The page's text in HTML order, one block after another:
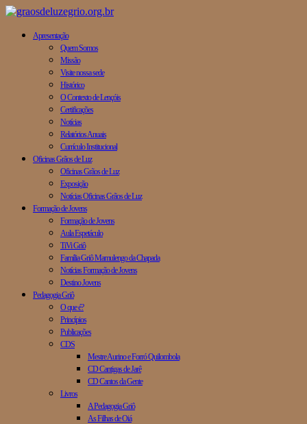
Apresentação
Quem Somos
Missão
Visite nossa sede
Histórico
O Contexto de Lençóis
Certificações
Notícias
Relatórios Anuais
Currículo Institucional
Oficinas Grãos de Luz
Oficinas Grãos de Luz
Exposição
Notícias Oficinas Grãos de Luz
Formação de Jovens
Formação de Jovens
Aula Espetáculo
TiVi Griô
Família Griô Mamulengo da Chapada
Notícias Formação de Jovens
Destino Jovens
Pedagogia Griô
O que é?
Princípios
Publicações
CDS
Mestre Aurino e Forró Quilombola
CD Cantigas de Jarê
CD Cantos da Gente
Livros
A Pedagogia Griô
As Filhas de Oiá